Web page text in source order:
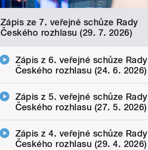
Zápis ze 7. veřejné schůze Rady
Českého rozhlasu (29. 7. 2026)
Zápis z 6. veřejné schůze Rady
Českého rozhlasu (24. 6. 2026)
Zápis z 5. veřejné schůze Rady
Českého rozhlasu (27. 5. 2026)
Zápis z 4. veřejné schůze Rady
Českého rozhlasu (29. 4. 2026)